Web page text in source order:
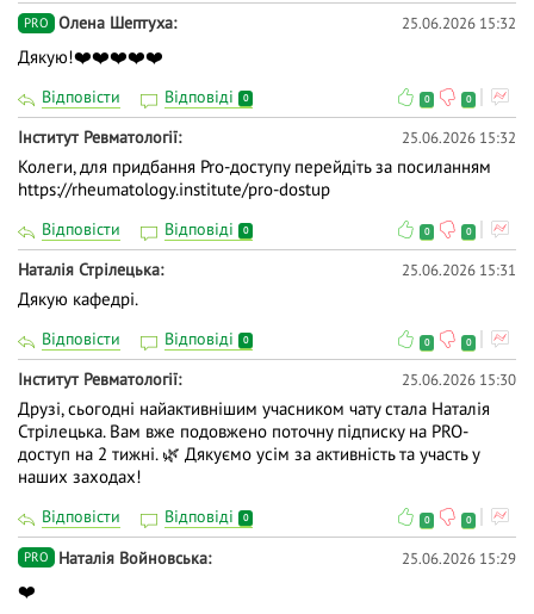
PRO Олена Шептуха 25.06.2026 15:32
Дякую!❤️❤️❤️❤️❤️
Відповісти Відповіді 0 0 0
Iнститут Ревматології 25.06.2026 15:32
Колеги, для придбання Pro-доступу перейдіть за посиланням
https://rheumatology.institute/pro-dostup
Відповісти Відповіді 0 0 0
Наталія Стрілецька 25.06.2026 15:31
Дякую кафедрі.
Відповісти Відповіді 0 0 0
Iнститут Ревматології 25.06.2026 15:30
Друзі, сьогодні найактивнішим учасником чату стала Наталія
Стрілецька. Вам вже подовжено поточну підписку на PRO-
доступ на 2 тижні. 🌿 Дякуємо усім за активність та участь у
наших заходах!
Відповісти Відповіді 0 0 0
PRO Наталія Войновська 25.06.2026 15:29
❤️